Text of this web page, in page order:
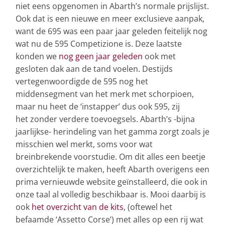
niet eens opgenomen in Abarth’s normale prijslijst.
Ook dat is een nieuwe en meer exclusieve aanpak,
want de 695 was een paar jaar geleden feitelijk nog
wat nu de 595 Competizione is. Deze laatste
konden we nog geen jaar geleden ook met
gesloten dak aan de tand voelen. Destijds
vertegenwoordigde de 595 nog het
middensegment van het merk met schorpioen,
maar nu heet de ‘instapper’ dus ook 595, zij
het zonder verdere toevoegsels. Abarth’s -bijna
jaarlijkse- herindeling van het gamma zorgt zoals je
misschien wel merkt, soms voor wat
breinbrekende voorstudie. Om dit alles een beetje
overzichtelijk te maken, heeft Abarth overigens een
prima vernieuwde website geïnstalleerd, die ook in
onze taal al volledig beschikbaar is. Mooi daarbij is
ook het overzicht van de kits, (oftewel het
befaamde ‘Assetto Corse’) met alles op een rij wat